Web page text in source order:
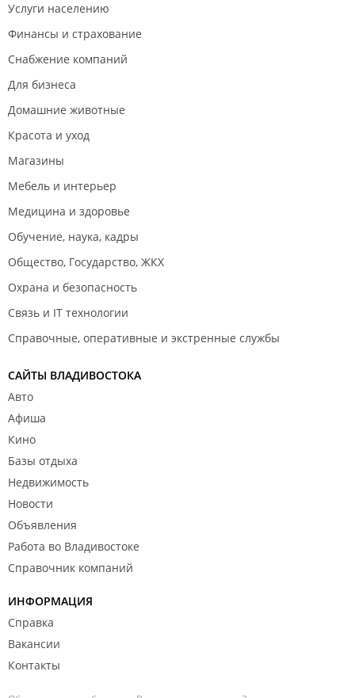
Услуги населению
Финансы и страхование
Снабжение компаний
Для бизнеса
Домашние животные
Красота и уход
Магазины
Мебель и интерьер
Медицина и здоровье
Обучение, наука, кадры
Общество, Государство, ЖКХ
Охрана и безопасность
Связь и IT технологии
Справочные, оперативные и экстренные службы
САЙТЫ ВЛАДИВОСТОКА
Авто
Афиша
Кино
Базы отдыха
Недвижимость
Новости
Объявления
Работа во Владивостоке
Справочник компаний
ИНФОРМАЦИЯ
Справка
Вакансии
Контакты